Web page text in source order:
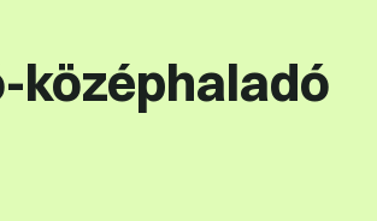
középhaladó